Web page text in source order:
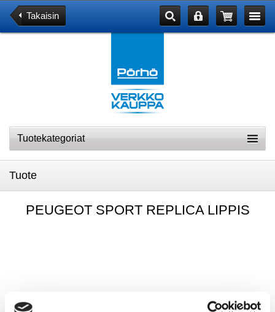
Takaisin
Tuotekategoriat
Tuote
PEUGEOT SPORT REPLICA LIPPIS